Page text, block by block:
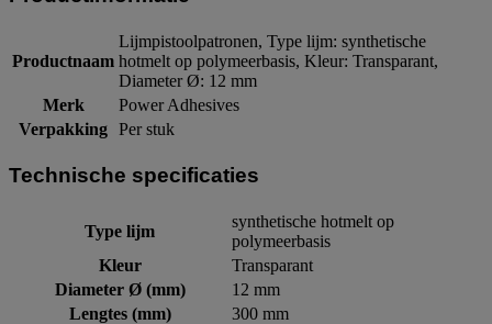
Productnaam
Lijmpistoolpatronen, Type lijm: synthetische
hotmelt op polymeerbasis, Kleur: Transparant,
Diameter Ø: 12 mm
Merk
Power Adhesives
Verpakking Per stuk
Technische specificaties
Type lijm
synthetische hotmelt op
polymeerbasis
Kleur
Transparant
Diameter Ø (mm)
12 mm
Lengtes (mm)
300 mm